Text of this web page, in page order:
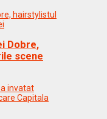
Dobre,
scene